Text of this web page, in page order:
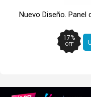
Nuevo Diseño. Panel
17%
OFF